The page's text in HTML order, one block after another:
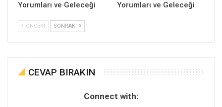
Yorumları ve Geleceği
Yorumları ve Geleceği
ÖNCEKI SONRAKI
CEVAP BIRAKIN
Connect with: